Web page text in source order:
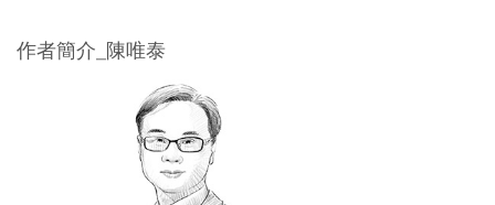
作者簡介_陳唯泰